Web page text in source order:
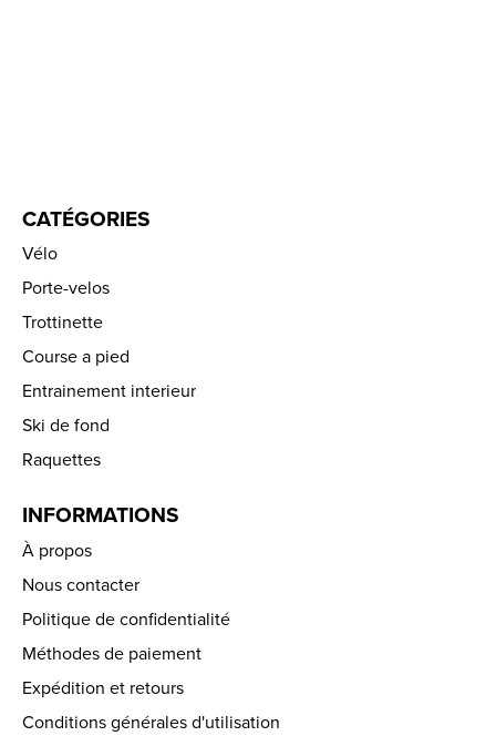
CATÉGORIES
Vélo
Porte-velos
Trottinette
Course a pied
Entrainement interieur
Ski de fond
Raquettes
INFORMATIONS
À propos
Nous contacter
Politique de confidentialité
Méthodes de paiement
Expédition et retours
Conditions générales d'utilisation